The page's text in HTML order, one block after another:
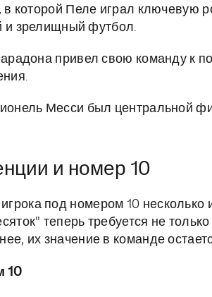
в которой Пеле играл ключевую
и зрелищный футбол.
привел свою команду к
Месси был центральной
и номер 10
под номером 10 несколько
теперь требуется не
их значение в команде
10